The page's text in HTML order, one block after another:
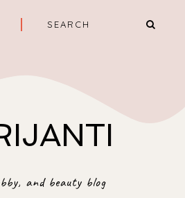
and beauty blog